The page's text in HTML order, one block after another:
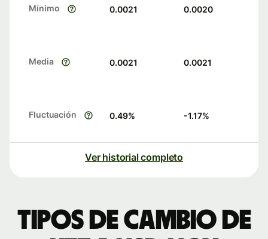
Mínimo 0.0021 0.0020
Media 0.0021 0.0021
Fluctuación 0.49% -1.17%
Ver historial completo
Tipos de cambio de